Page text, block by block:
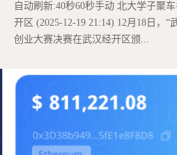
自动刷新:40秒60秒手动 北大学子聚
开区 (2025-12-19 21:14) 12月18日，
创业大赛决赛在武汉经开区颁...